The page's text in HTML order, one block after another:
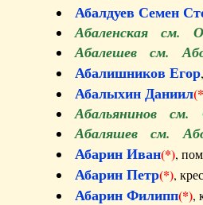
Абалдуев Семен
Абаленская см.
Абалешев см.
Абалишников Егор
Абалыхин Даниил
Абальянинов см.
Абаляшев см.
Абарин Иван(*),
Абарин Петр(*),
Абарин Филипп(*),